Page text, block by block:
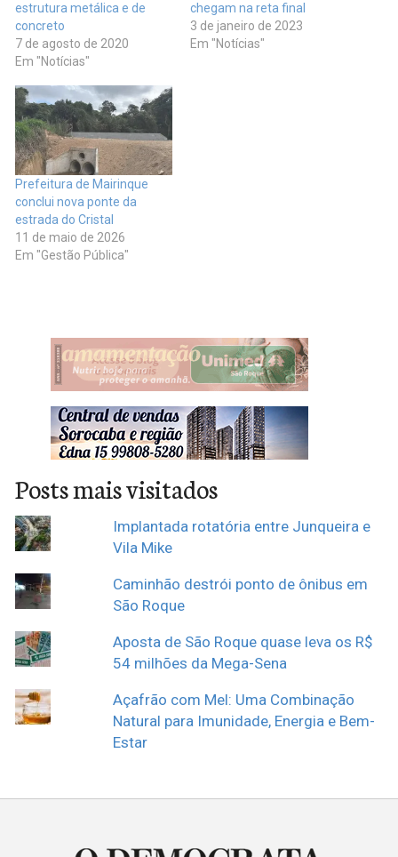
estrutura metálica e de
concreto
7 de agosto de 2020
Em "Notícias"
chegam na reta final
3 de janeiro de 2023
Em "Notícias"
Prefeitura de Mairinque
conclui nova ponte da
estrada do Cristal
11 de maio de 2026
Em "Gestão Pública"
Posts mais visitados
Implantada rotatória entre Junqueira e
Vila Mike
Caminhão destrói ponto de ônibus em
São Roque
Aposta de São Roque quase leva os R$
54 milhões da Mega-Sena
Açafrão com Mel: Uma Combinação
Natural para Imunidade, Energia e Bem-
Estar